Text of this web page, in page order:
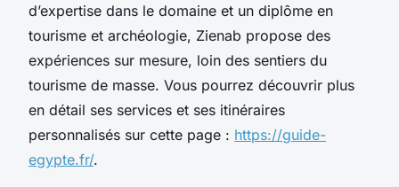
d’expertise dans le domaine et un diplôme en
tourisme et archéologie, Zienab propose des
expériences sur mesure, loin des sentiers du
tourisme de masse. Vous pourrez découvrir plus
en détail ses services et ses itinéraires
personnalisés sur cette page : https://guide-
egypte.fr/.